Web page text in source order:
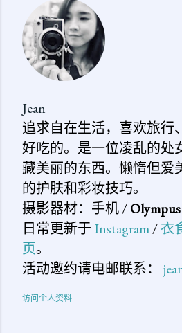
论
Jean
追求自在生活，喜欢旅行
好吃的。是一位凌乱的处
藏美丽的东西。懒惰但爱
的护肤和彩妆技巧。
摄影器材：手机 /
日常更新于 Instagram/衣
页。
活动邀约请电邮联系：
访问个人资料